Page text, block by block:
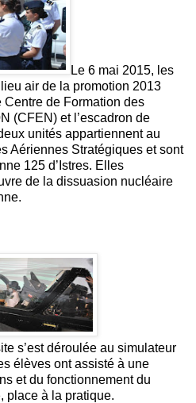
Le 6 mai 2015, les
air de la promotion 2013
de Formation des
(CFEN) et l’escadron de
unités appartiennent au
Aériennes Stratégiques et sont
125 d’Istres. Elles
de la dissuasion nucléaire
s’est déroulée au simulateur
élèves ont assisté à une
et du fonctionnement du
place à la pratique.